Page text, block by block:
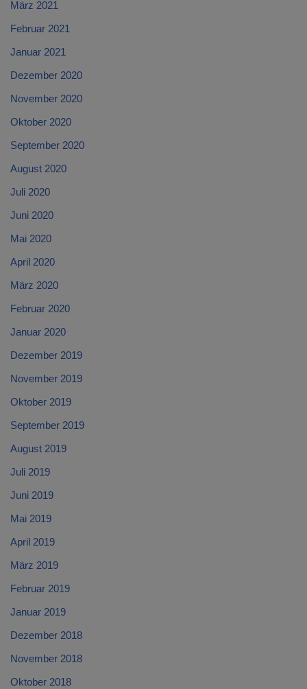
März 2021
Februar 2021
Januar 2021
Dezember 2020
November 2020
Oktober 2020
September 2020
August 2020
Juli 2020
Juni 2020
Mai 2020
April 2020
März 2020
Februar 2020
Januar 2020
Dezember 2019
November 2019
Oktober 2019
September 2019
August 2019
Juli 2019
Juni 2019
Mai 2019
April 2019
März 2019
Februar 2019
Januar 2019
Dezember 2018
November 2018
Oktober 2018